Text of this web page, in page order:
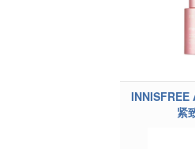
INNISFREE
紧